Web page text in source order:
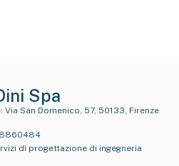
Spa
di progettazione di ingegneria